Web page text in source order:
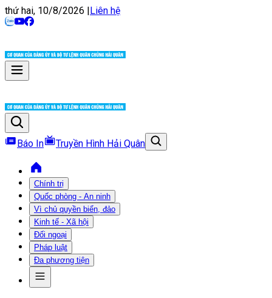
thứ hai, 10/8/2026 |Liên hệ
Báo In Truyền Hình Hải Quân
Chính trị
Quốc phòng - An ninh
Vì chủ quyền biển, đảo
Kinh tế - Xã hội
Đối ngoại
Pháp luật
Đa phương tiện